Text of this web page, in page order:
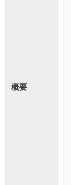
概要